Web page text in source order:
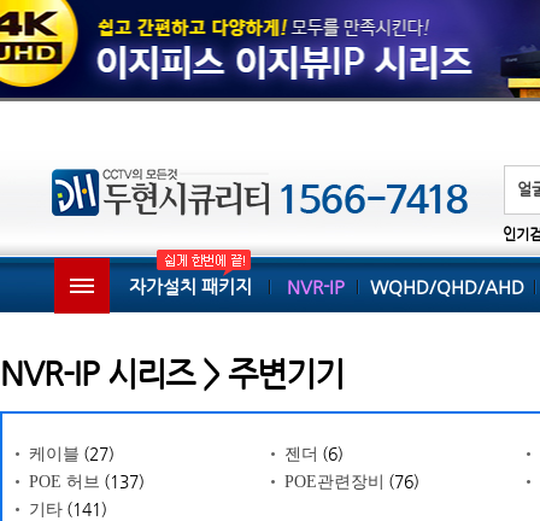
인기
자가설치 패키지 NVR-IP WQHD/QHD/AHD
NVR-IP 시리즈 > 주변기기
케이블 (27) 젠더 (6)
POE 허브 (137) POE관련장비 (76)
기타 (141)